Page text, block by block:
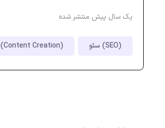
یک سال پیش منتشر شده
سئو (SEO) تولید محتوا (Content Creation)